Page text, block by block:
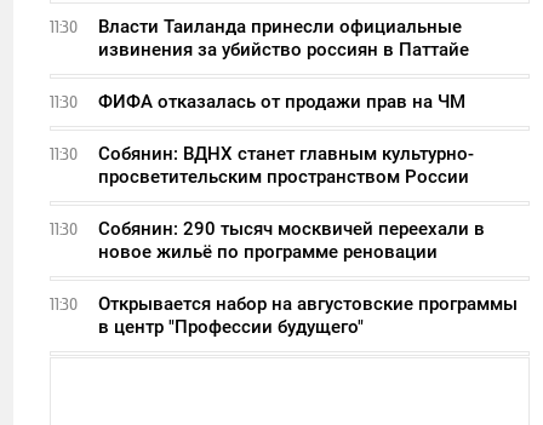
11:30
Власти Таиланда принесли официальные
извинения за убийство россиян в Паттайе
11:30 ФИФА отказалась от продажи прав на ЧМ
11:30
Собянин: ВДНХ станет главным культурно-
просветительским пространством России
11:30
Собянин: 290 тысяч москвичей переехали в
новое жильё по программе реновации
11:30
Открывается набор на августовские программы
в центр "Профессии будущего"